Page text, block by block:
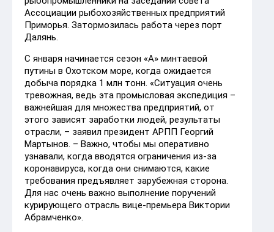
Ассоциации рыбохозяйственных предприятий
Приморья. Затормозилась работа через порт
Далянь.
С января начинается сезон «А» минтаевой
путины в Охотском море, когда ожидается
добыча порядка 1 млн тонн. «Ситуация очень
тревожная, ведь эта промысловая экспедиция –
важнейшая для множества предприятий, от
этого зависят заработки людей, результаты
отрасли, – заявил президент АРПП Георгий
Мартынов. – Важно, чтобы мы оперативно
узнавали, когда вводятся ограничения из-за
коронавируса, когда они снимаются, какие
требования предъявляет зарубежная сторона.
Для нас очень важно выполнение поручений
курирующего отрасль вице-премьера Виктории
Абрамченко».